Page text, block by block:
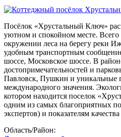
Посёлок «Хрустальный Ключ»
уютном и спокойном месте. Всего
окружении леса на берегу реки
удобным транспортным
шоссе, Московское шоссе. В
достопримечательностей и
Павловск, Пушкин и уникальные
международного значения.
котором находится поселок
одним из самых благоприятных
экспертов) и показателям
Область/Район: